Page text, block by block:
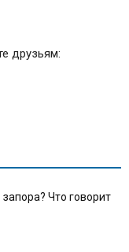
друзьям:
Что говорит